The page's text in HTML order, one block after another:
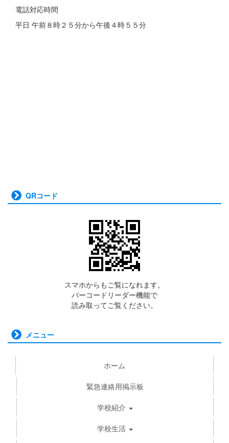
電話対応時間
平日 午前８時２５分から午後４時５５分
QRコード
スマホからもご覧になれます。
バーコードリーダー機能で
読み取ってご覧ください。
メニュー
ホーム
緊急連絡用掲示板
学校紹介
学校生活